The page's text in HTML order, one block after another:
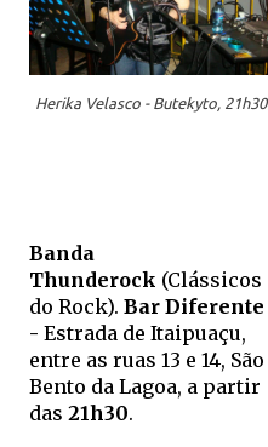
Herika Velasco - Butekyto, 21h30
Banda
Thunderock (Clássicos
do Rock). Bar Diferente
- Estrada de Itaipuaçu,
entre as ruas 13 e 14, São
Bento da Lagoa, a partir
das 21h30.